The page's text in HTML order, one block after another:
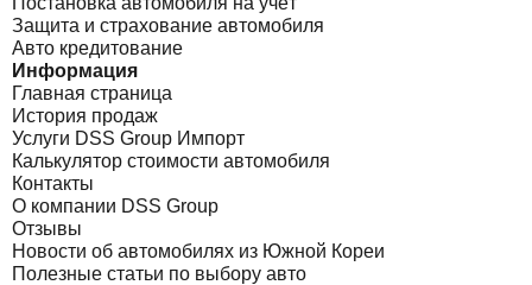
Защита и страхование автомобиля
Авто кредитование
Информация
Главная страница
История продаж
Услуги DSS Group Импорт
Калькулятор стоимости автомобиля
Контакты
О компании DSS Group
Отзывы
Новости об автомобилях из Южной Кореи
Полезные статьи по выбору авто